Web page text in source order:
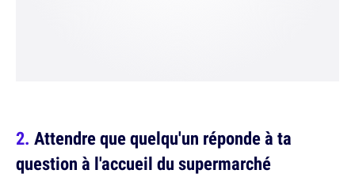
Attendre que quelqu'un réponde à ta
question à l'accueil du supermarché